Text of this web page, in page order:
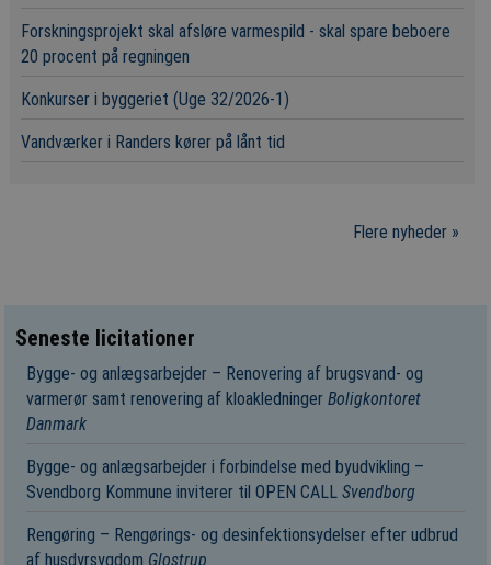
Forskningsprojekt skal afsløre varmespild - skal spare beboere
20 procent på regningen
Konkurser i byggeriet (Uge 32/2026-1)
Vandværker i Randers kører på lånt tid
Flere nyheder »
Seneste licitationer
Bygge- og anlægsarbejder – Renovering af brugsvand- og
varmerør samt renovering af kloakledningerBoligkontoret
Danmark
Bygge- og anlægsarbejder i forbindelse med byudvikling –
Svendborg Kommune inviterer til OPEN CALLSvendborg
Rengøring – Rengørings- og desinfektionsydelser efter udbrud
af husdyrsygdom Glostrup